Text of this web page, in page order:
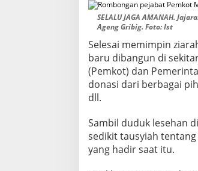
SELALU JAGA AMANAH.
Ageng Gribig. Foto: Ist
Selesai memimpin
baru dibangun di
(Pemkot) dan
donasi dari berbagai
dll.
Sambil duduk lesehan
sedikit tausyiah
yang hadir saat itu.